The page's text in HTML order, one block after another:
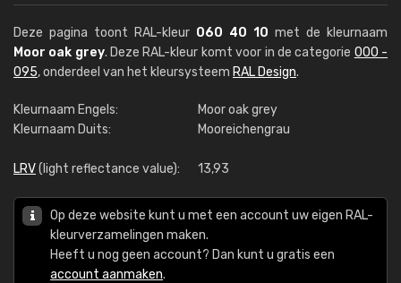
Deze pagina toont RAL-kleur 060 40 10 met de kleurnaam
Moor oak grey. Deze RAL-kleur komt voor in de categorie 000 -
095, onderdeel van het kleursysteem RAL Design.
Kleurnaam Engels:
Moor oak grey
Kleurnaam Duits:
Mooreichengrau
LRV(light reflectance value): 13,93
Op deze website kunt u met een account uw eigen RAL-
kleurverzamelingen maken.
Heeft u nog geen account? Dan kunt u gratis een
account aanmaken.